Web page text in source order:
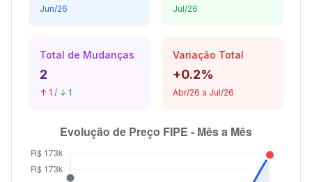
Jun/26 Jul/26
Total de Mudanças
2
↑ 1 / ↓ 1
Variação Total
+0.2%
Abr/26 a Jul/26